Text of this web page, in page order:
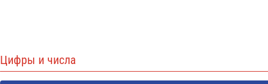
Цифры и числа